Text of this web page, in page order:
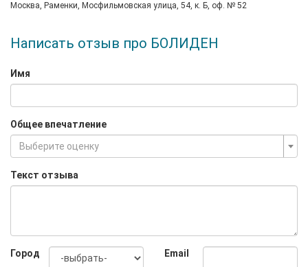
Москва, Раменки, Мосфильмовская улица, 54, к. Б, оф. № 52
Написать отзыв про БОЛИДЕН
Имя
Общее впечатление
Выберите оценку
Текст отзыва
Город Email